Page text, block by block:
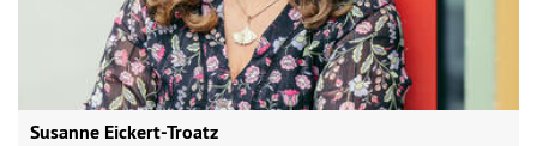
Susanne Eickert-Troatz